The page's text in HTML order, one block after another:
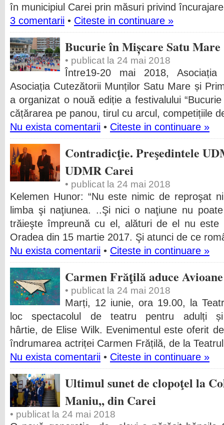
în municipiul Carei prin măsuri privind
3 comentarii • Citeste in continuare »
Bucurie în Mișcare Satu Mare
• publicat la 24 mai 2018
Între19-20 mai 2018,
Asociația Cutezătorii Munților Satu Mare și
a organizat o nouă ediție a festivalului
cățărarea pe panou, tirul cu arcul, competițiile
Nu exista comentarii • Citeste in continuare »
Contradicţie. Preşedintele
UDMR Carei
• publicat la 24 mai 2018
Kelemen Hunor: “Nu este nimic de reproşat
limba şi naţiunea. ..Şi nici o naţiune nu
trăieşte împreună cu el, alături de el nu
Oradea din 15 martie 2017. Şi atunci de ce
Nu exista comentarii • Citeste in continuare »
Carmen Frăţilă aduce
• publicat la 24 mai 2018
Marți, 12 iunie, ora 19.00, la
loc spectacolul de teatru pentru adulți
hârtie, de Elise Wilk. Evenimentul este oferit
îndrumarea actriței Carmen Frățilă, de la
Nu exista comentarii • Citeste in continuare »
Ultimul sunet de clopoţel la
Maniu,, din Carei
• publicat la 24 mai 2018